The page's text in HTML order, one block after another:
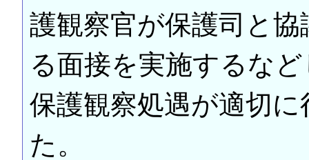
護観察官が保護司と
る面接を実施するな
保護観察処遇が適切
た。